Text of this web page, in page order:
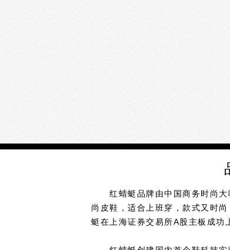
红蜻蜓品牌由中国商务时尚大
尚皮鞋，适合上班穿，款式又时
蜓在上海证券交易所A股主板成功